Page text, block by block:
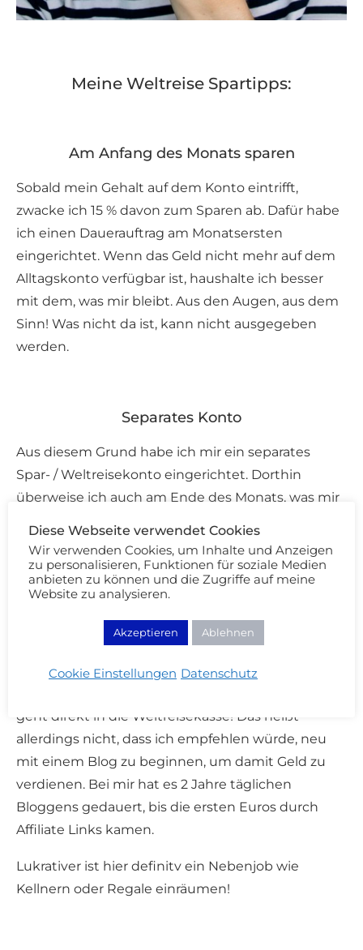
Meine Weltreise Spartipps:
Am Anfang des Monats sparen
Sobald mein Gehalt auf dem Konto eintrifft,
zwacke ich 15 % davon zum Sparen ab. Dafür habe
ich einen Dauerauftrag am Monatsersten
eingerichtet. Wenn das Geld nicht mehr auf dem
Alltagskonto verfügbar ist, haushalte ich besser
mit dem, was mir bleibt. Aus den Augen, aus dem
Sinn! Was nicht da ist, kann nicht ausgegeben
werden.
Separates Konto
Aus diesem Grund habe ich mir ein separates
Spar- / Weltreisekonto eingerichtet. Dorthin
überweise ich auch am Ende des Monats, was mir
angefasst!
Ich habe das große, große Glück, dass ich mit
meinem Hobby etwas Geld verdienen kann. Jedes
geht direkt in die Weltreisekasse! Das heißt
allerdings nicht, dass ich empfehlen würde, neu
mit einem Blog zu beginnen, um damit Geld zu
verdienen. Bei mir hat es 2 Jahre täglichen
Bloggens gedauert, bis die ersten Euros durch
Affiliate Links kamen.
Lukrativer ist hier definitv ein Nebenjob wie
Kellnern oder Regale einräumen!
Diese Webseite verwendet Cookies
Wir verwenden Cookies, um Inhalte und Anzeigen
zu personalisieren, Funktionen für soziale Medien
anbieten zu können und die Zugriffe auf meine
Website zu analysieren.
Akzeptieren Ablehnen
Cookie Einstellungen Datenschutz